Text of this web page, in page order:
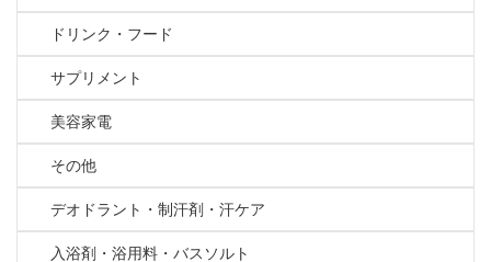
ドリンク・フード
サプリメント
美容家電
その他
デオドラント・制汗剤・汗ケア
入浴剤・浴用料・バスソルト